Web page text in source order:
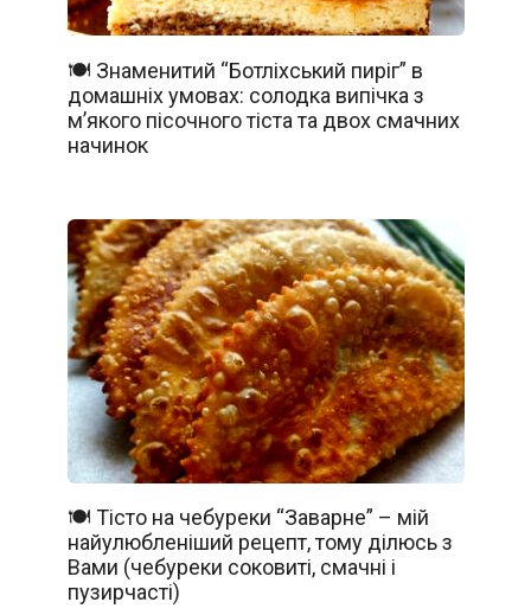
🍽️ Знаменитий “Ботліхський пиріг” в
домашніх умовах: солодка випічка з
м’якого пісочного тіста та двох смачних
начинок
🍽️ Тісто на чебуреки “Заварне” – мій
найулюбленіший рецепт, тому ділюсь з
Вами (чебуреки соковиті, смачні і
пузирчасті)